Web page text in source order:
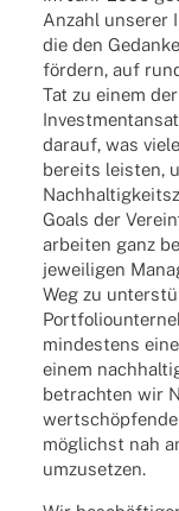
Anzahl unse­rer
die den
fördern, auf
Tat zu einem
darauf, was
bereits leis­ten,
Goals der
arbei­ten ganz
jewei­li­gen
Weg zu
mindes­tens
einem
betrach­ten wir
möglichst nah
umzusetzen.